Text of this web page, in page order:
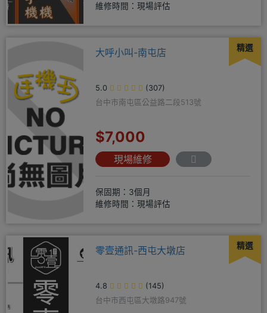
維修時間：現場評估
精選
大呼小叫-南屯店
5.0
(307)
台中市南屯區公益路二段513號
$7,000
現場維修
保固期：3個月
維修時間：現場評估
精選
零壹通訊-西屯大墩店
4.8
(145)
台中市西屯區大墩路947號